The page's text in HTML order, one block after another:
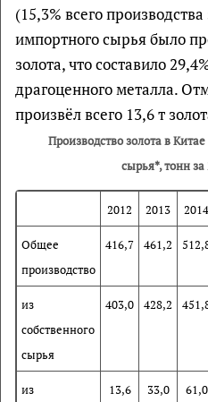
(15,3% всего производства
импортного сырья было
золота, что составило
драгоценного металла.
произвёл всего 13,6 т
Производство золота в
сырья*, тонн за
2012 2013 2014
Общее
производство
416,7 461,2
из
собственного
сырья
403,0 428,2
из
13,6 33,0 61,0